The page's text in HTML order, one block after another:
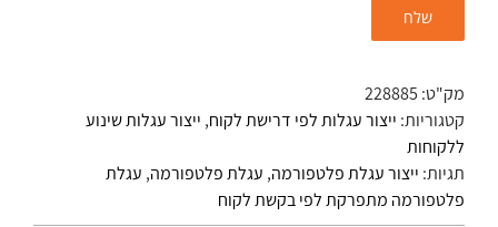
מק"ט: 228885
קטגוריות: ייצור עגלות לפי דרישת לקוח, ייצור עגלות שינוע
ללקוחות
תגיות: ייצור עגלת פלטפורמה, עגלת פלטפורמה, עגלת
פלטפורמה מתפרקת לפי בקשת לקוח